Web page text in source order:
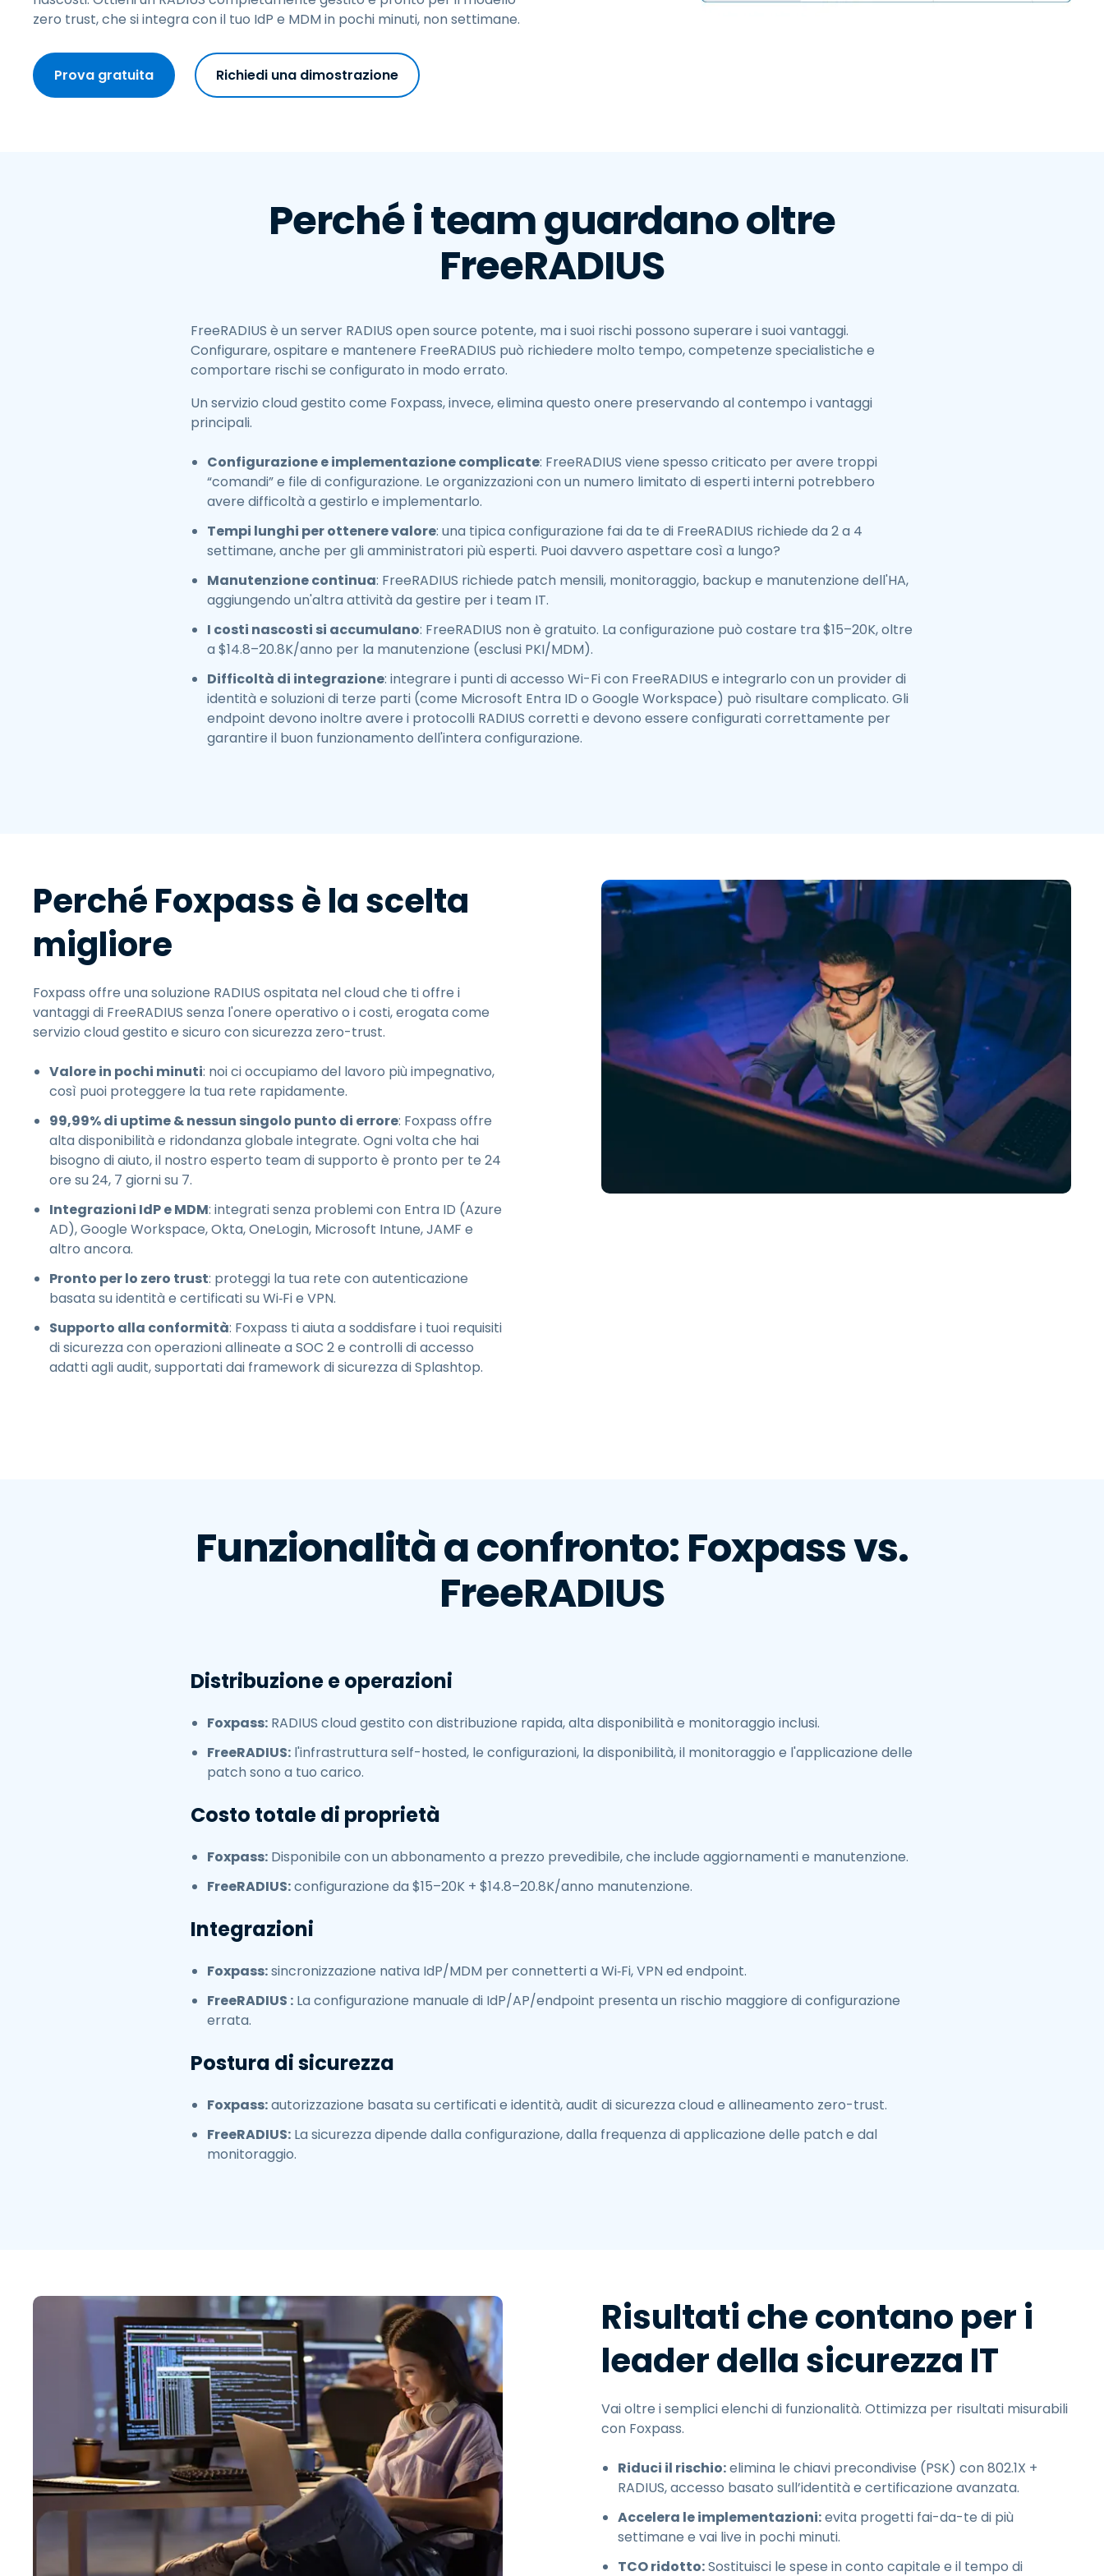
Gestione chiavi SSH e
password
Segmentazione della rete
e controllo delle VLAN
Integrazione eduroam per
zero trust, che si integra con il tuo IdP e MDM in pochi minuti, non settimane.
Prova gratuita Richiedi una dimostrazione
Perché i team guardano oltre
FreeRADIUS
FreeRADIUS è un server RADIUS open source potente, ma i suoi rischi possono superare i suoi vantaggi.
Configurare, ospitare e mantenere FreeRADIUS può richiedere molto tempo, competenze specialistiche e
comportare rischi se configurato in modo errato.
Un servizio cloud gestito come Foxpass, invece, elimina questo onere preservando al contempo i vantaggi
principali.
Configurazione e implementazione complicate: FreeRADIUS viene spesso criticato per avere troppi
“comandi” e file di configurazione. Le organizzazioni con un numero limitato di esperti interni potrebbero
avere difficoltà a gestirlo e implementarlo.
Tempi lunghi per ottenere valore: una tipica configurazione fai da te di FreeRADIUS richiede da 2 a 4
settimane, anche per gli amministratori più esperti. Puoi davvero aspettare così a lungo?
Manutenzione continua: FreeRADIUS richiede patch mensili, monitoraggio, backup e manutenzione dell'HA,
aggiungendo un'altra attività da gestire per i team IT.
I costi nascosti si accumulano: FreeRADIUS non è gratuito. La configurazione può costare tra $15–20K, oltre
a $14.8–20.8K/anno per la manutenzione (esclusi PKI/MDM).
Difficoltà di integrazione: integrare i punti di accesso Wi-Fi con FreeRADIUS e integrarlo con un provider di
identità e soluzioni di terze parti (come Microsoft Entra ID o Google Workspace) può risultare complicato. Gli
endpoint devono inoltre avere i protocolli RADIUS corretti e devono essere configurati correttamente per
garantire il buon funzionamento dell'intera configurazione.
Perché Foxpass è la scelta
migliore
Foxpass offre una soluzione RADIUS ospitata nel cloud che ti offre i
vantaggi di FreeRADIUS senza l'onere operativo o i costi, erogata come
servizio cloud gestito e sicuro con sicurezza zero-trust.
Valore in pochi minuti: noi ci occupiamo del lavoro più impegnativo,
così puoi proteggere la tua rete rapidamente.
99,99% di uptime & nessun singolo punto di errore: Foxpass offre
alta disponibilità e ridondanza globale integrate. Ogni volta che hai
bisogno di aiuto, il nostro esperto team di supporto è pronto per te 24
ore su 24, 7 giorni su 7.
Integrazioni IdP e MDM: integrati senza problemi con Entra ID (Azure
AD), Google Workspace, Okta, OneLogin, Microsoft Intune, JAMF e
altro ancora.
Pronto per lo zero trust: proteggi la tua rete con autenticazione
basata su identità e certificati su Wi‑Fi e VPN.
Supporto alla conformità: Foxpass ti aiuta a soddisfare i tuoi requisiti
di sicurezza con operazioni allineate a SOC 2 e controlli di accesso
adatti agli audit, supportati dai framework di sicurezza di Splashtop.
Funzionalità a confronto: Foxpass vs.
FreeRADIUS
Distribuzione e operazioni
Foxpass: RADIUS cloud gestito con distribuzione rapida, alta disponibilità e monitoraggio inclusi.
FreeRADIUS: l'infrastruttura self-hosted, le configurazioni, la disponibilità, il monitoraggio e l'applicazione delle
patch sono a tuo carico.
Costo totale di proprietà
Foxpass: Disponibile con un abbonamento a prezzo prevedibile, che include aggiornamenti e manutenzione.
FreeRADIUS:configurazione da $15–20K + $14.8–20.8K/anno manutenzione.
Integrazioni
Foxpass:sincronizzazione nativa IdP/MDM per connetterti a Wi‑Fi, VPN ed endpoint.
FreeRADIUS : La configurazione manuale di IdP/AP/endpoint presenta un rischio maggiore di configurazione
errata.
Postura di sicurezza
Foxpass:autorizzazione basata su certificati e identità, audit di sicurezza cloud e allineamento zero-trust.
FreeRADIUS: La sicurezza dipende dalla configurazione, dalla frequenza di applicazione delle patch e dal
monitoraggio.
Risultati che contano per i
leader della sicurezza IT
Vai oltre i semplici elenchi di funzionalità. Ottimizza per risultati misurabili
con Foxpass.
Riduci il rischio:elimina le chiavi precondivise (PSK) con 802.1X +
RADIUS, accesso basato sull’identità e certificazione avanzata.
Accelera le implementazioni:evita progetti fai-da-te di più
settimane e vai live in pochi minuti.
TCO ridotto:Sostituisci le spese in conto capitale e il tempo di